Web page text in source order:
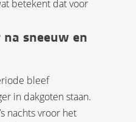
betekent dat voor
sneeuw en
bleef
in dakgoten staan.
nachts vroor het